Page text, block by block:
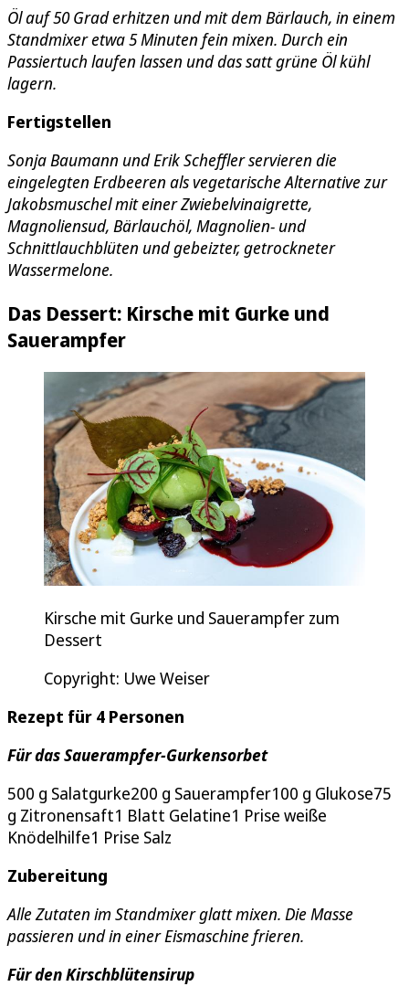
Öl auf 50 Grad erhitzen und mit dem Bärlauch, in einem
Standmixer etwa 5 Minuten fein mixen. Durch ein
Passiertuch laufen lassen und das satt grüne Öl kühl
lagern.
Fertigstellen
Sonja Baumann und Erik Scheffler servieren die
eingelegten Erdbeeren als vegetarische Alternative zur
Jakobsmuschel mit einer Zwiebelvinaigrette,
Magnoliensud, Bärlauchöl, Magnolien- und
Schnittlauchblüten und gebeizter, getrockneter
Wassermelone.
Das Dessert: Kirsche mit Gurke und
Sauerampfer
Kirsche mit Gurke und Sauerampfer zum
Dessert
Copyright: Uwe Weiser
Rezept für 4 Personen
Für das Sauerampfer-Gurkensorbet
500 g Salatgurke200 g Sauerampfer100 g Glukose75
g Zitronensaft1 Blatt Gelatine1 Prise weiße
Knödelhilfe1 Prise Salz
Zubereitung
Alle Zutaten im Standmixer glatt mixen. Die Masse
passieren und in einer Eismaschine frieren.
Für den Kirschblütensirup